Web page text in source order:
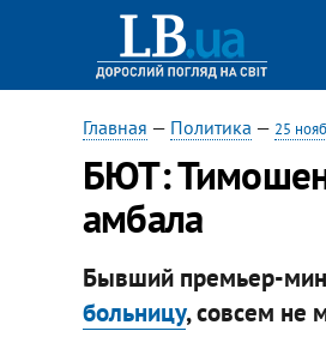
Главная — Политика — 25
БЮТ:
амбала
Бывший премьер-
больницу, совсем не